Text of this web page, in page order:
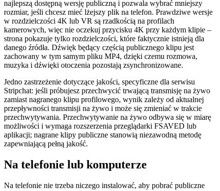
najlepszą dostępną wersję publiczną i pozwala wybrać mniejszy
rozmiar, jeśli chcesz mieć lżejszy plik na telefon. Prawdziwe wersje
w rozdzielczości 4K lub VR są rzadkością na profilach
kamerowych, więc nie oczekuj przycisku 4K przy każdym klipie –
strona pokazuje tylko rozdzielczości, które faktycznie istnieją dla
danego źródła. Dźwięk będący częścią publicznego klipu jest
zachowany w tym samym pliku MP4, dzięki czemu rozmowa,
muzyka i dźwięki otoczenia pozostają zsynchronizowane.
Jedno zastrzeżenie dotyczące jakości, specyficzne dla serwisu
Stripchat: jeśli próbujesz przechwycić trwającą transmisję na żywo
zamiast nagranego klipu profilowego, wynik zależy od aktualnej
przepływności transmisji na żywo i może się zmieniać w trakcie
przechwytywania. Przechwytywanie na żywo odbywa się w miarę
możliwości i wymaga rozszerzenia przeglądarki FSAVED lub
aplikacji; nagrane klipy publiczne stanowią niezawodną metodę
zapewniającą pełną jakość.
Na telefonie lub komputerze
Na telefonie nie trzeba niczego instalować, aby pobrać publiczne